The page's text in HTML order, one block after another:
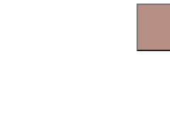
当サイトでは、個人情報は適切に管理し、以